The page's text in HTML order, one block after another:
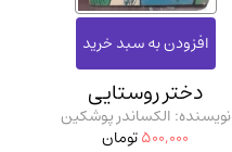
دختر روستایی
نویسنده: الکساندر پوشکین
500,000تومان